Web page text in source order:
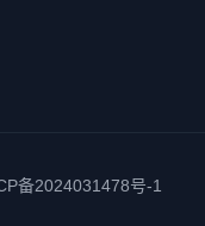
备2024031478号-1